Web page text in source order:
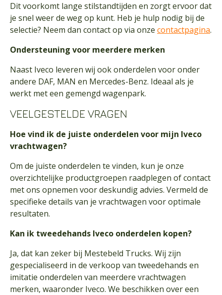
Dit voorkomt lange stilstandtijden en zorgt ervoor dat
je snel weer de weg op kunt. Heb je hulp nodig bij de
selectie? Neem dan contact op via onze contactpagina.
Ondersteuning voor meerdere merken
Naast Iveco leveren wij ook onderdelen voor onder
andere DAF, MAN en Mercedes-Benz. Ideaal als je
werkt met een gemengd wagenpark.
VEELGESTELDE VRAGEN
Hoe vind ik de juiste onderdelen voor mijn Iveco
vrachtwagen?
Om de juiste onderdelen te vinden, kun je onze
overzichtelijke productgroepen raadplegen of contact
met ons opnemen voor deskundig advies. Vermeld de
specifieke details van je vrachtwagen voor optimale
resultaten.
Kan ik tweedehands Iveco onderdelen kopen?
Ja, dat kan zeker bij Mestebeld Trucks. Wij zijn
gespecialiseerd in de verkoop van tweedehands en
imitatie onderdelen van meerdere vrachtwagen
merken, waaronder Iveco. We beschikken over een